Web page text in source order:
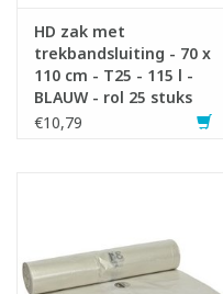
HD zak met
trekbandsluiting - 70 x
110 cm - T25 - 115 l -
BLAUW - rol 25 stuks
€10,79